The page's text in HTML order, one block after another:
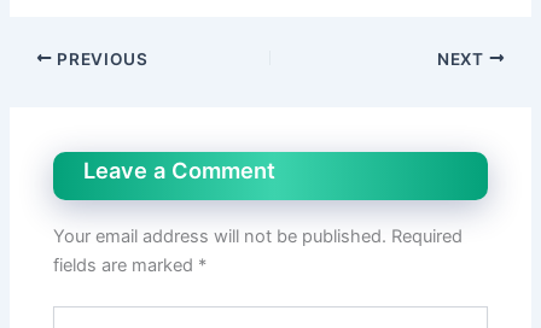
PREVIOUS NEXT
Leave a Comment
Your email address will not be published. Required
fields are marked *